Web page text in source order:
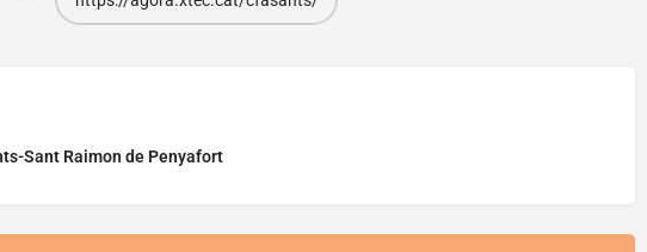
Sant Raimon de Penyafort